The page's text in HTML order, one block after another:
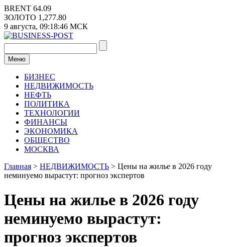
Перейти
к
содержимому
BRENT 64.09
ЗОЛОТО 1,277.80
9 августа, 09:18:47 МСК
Меню
БИЗНЕС
НЕДВИЖИМОСТЬ
НЕФТЬ
ПОЛИТИКА
ТЕХНОЛОГИИ
ФИНАНСЫ
ЭКОНОМИКА
ОБЩЕСТВО
МОСКВА
Главная > НЕДВИЖИМОСТЬ > Цены на жилье в 2026 году
неминуемо вырастут: прогноз экспертов
Цены на жилье в 2026 году
неминуемо вырастут:
прогноз экспертов